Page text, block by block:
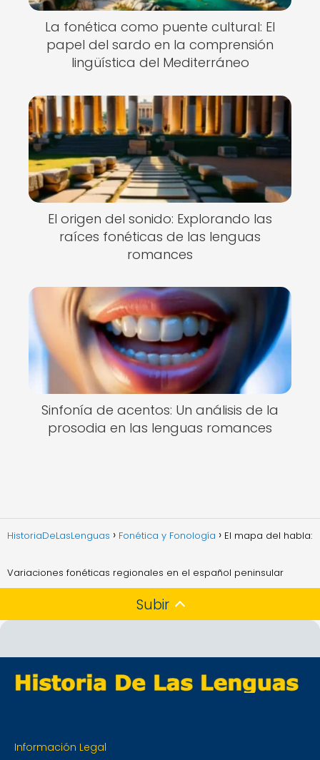
La fonética como puente cultural: El
papel del sardo en la comprensión
lingüística del Mediterráneo
El origen del sonido: Explorando las
raíces fonéticas de las lenguas
romances
Sinfonía de acentos: Un análisis de la
prosodia en las lenguas romances
HistoriaDeLasLenguas Fonética y Fonología El mapa del habla:
Variaciones fonéticas regionales en el español peninsular
Subir
Información Legal